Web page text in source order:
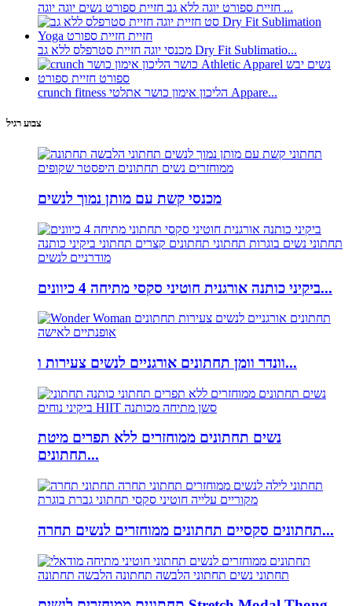
חזיית ספורט יוגה ללא גב חזיית ספורט נשים יוגה יוגה ...
מכנסי יוגה חזיית סטרפלס ללא גב Dry Fit Sublimatio...
crunch fitness הליכון אימון כושר אתלטי Appare...
צבוע רגיל
מכנסי קשת עם מותן נמוך לנשים
ביקיני כותנה אורגנית חוטיני סקסי מתיחה 4 כיוונים...
וונדר וומן תחתונים אורגניים לנשים צעירות ו...
נשים תחתונים ממוחזרים ללא תפרים מיטת
תחתונים...
תחתונים סקסיים תחתונים ממוחזרים לנשים תחרה...